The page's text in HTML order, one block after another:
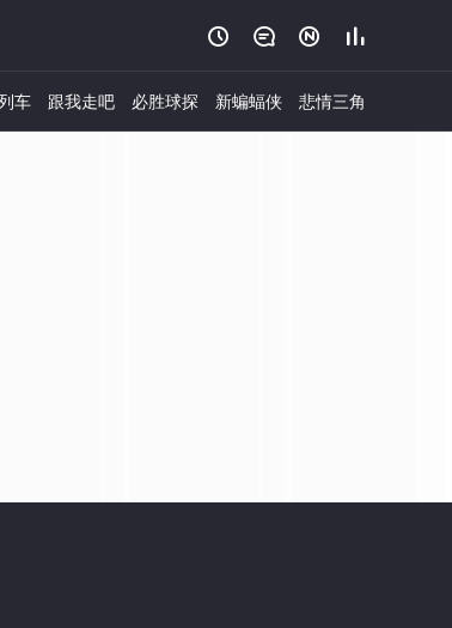
   
车 跟我走吧 必胜球探 新蝙蝠侠 悲情三角